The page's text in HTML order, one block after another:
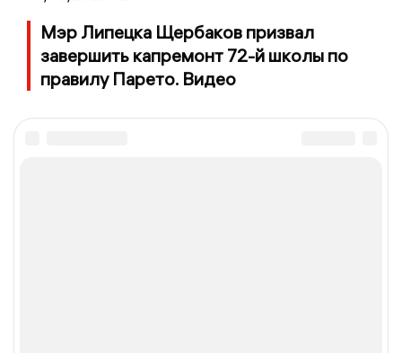
Мэр Липецка Щербаков призвал
завершить капремонт 72-й школы по
правилу Парето. Видео